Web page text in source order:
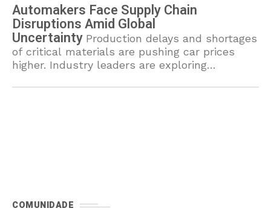
Automakers Face Supply Chain
Disruptions Amid Global
Uncertainty Production delays and shortages
of critical materials are pushing car prices
higher. Industry leaders are exploring
output and meet consumer demand.
COMUNIDADE